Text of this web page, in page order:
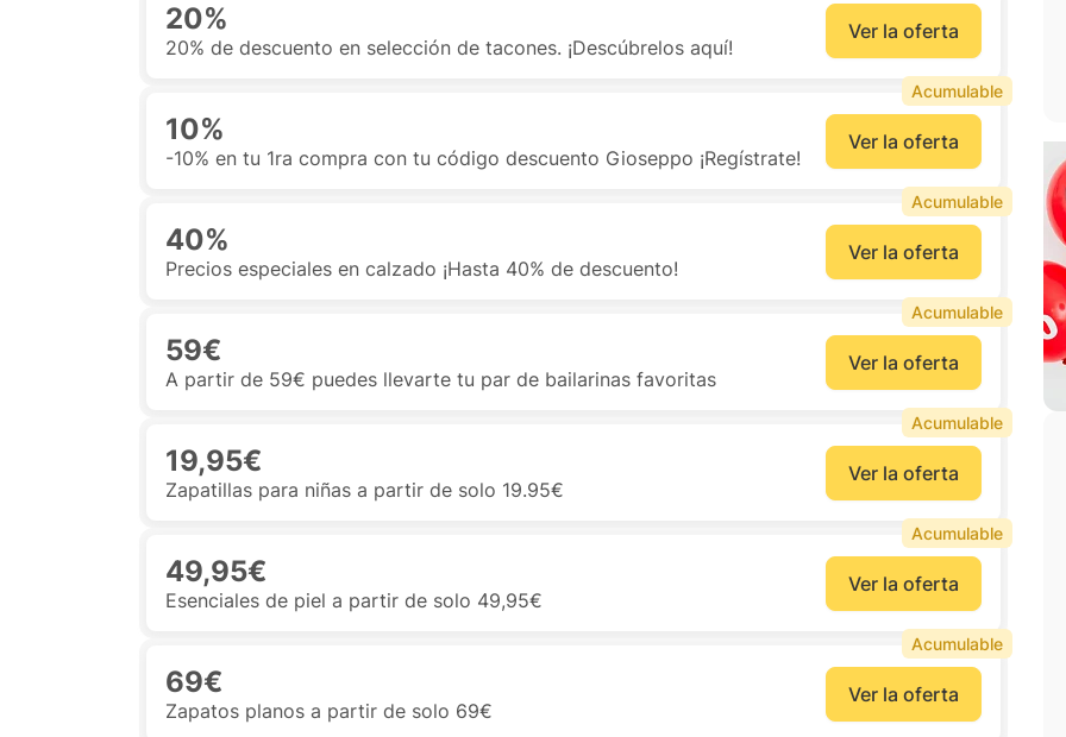
20%
20% de descuento en selección de tacones. ¡Descúbrelos aquí!
Ver la oferta
10%
-10% en tu 1ra compra con tu código descuento Gioseppo ¡Regístrate!
Ver la oferta
Acumulable
40%
Precios especiales en calzado ¡Hasta 40% de descuento!
Ver la oferta
Acumulable
59€
A partir de 59€ puedes llevarte tu par de bailarinas favoritas
Ver la oferta
Acumulable
19,95€
Zapatillas para niñas a partir de solo 19.95€
Ver la oferta
Acumulable
49,95€
Esenciales de piel a partir de solo 49,95€
Ver la oferta
Acumulable
69€
Zapatos planos a partir de solo 69€
Ver la oferta
Acumulable